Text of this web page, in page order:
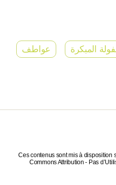
المبكرة عواطف
Ces contenus sont mis à disposition
Commons Attribution - Pas